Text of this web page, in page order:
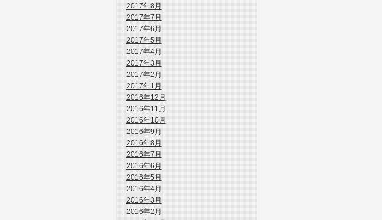
2017年8月
2017年7月
2017年6月
2017年5月
2017年4月
2017年3月
2017年2月
2017年1月
2016年12月
2016年11月
2016年10月
2016年9月
2016年8月
2016年7月
2016年6月
2016年5月
2016年4月
2016年3月
2016年2月